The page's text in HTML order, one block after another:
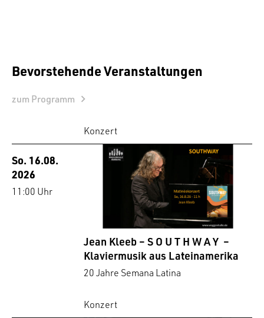
Bevorstehende Veranstaltungen
zum Programm
Konzert
So. 16.08.
2026
11:00 Uhr
Jean Kleeb – S O U T H W A Y –
Klaviermusik aus Lateinamerika
20 Jahre Semana Latina
Konzert